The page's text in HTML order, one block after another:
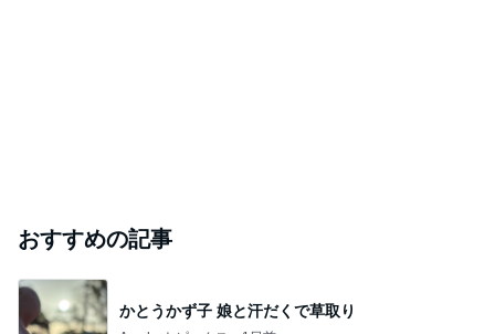
おすすめの記事
かとうかず子 娘と汗だくで草取り